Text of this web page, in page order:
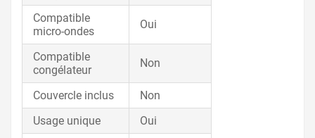
Compatible
micro-ondes
Oui
Compatible
congélateur
Non
Couvercle inclus
Non
Usage unique
Oui